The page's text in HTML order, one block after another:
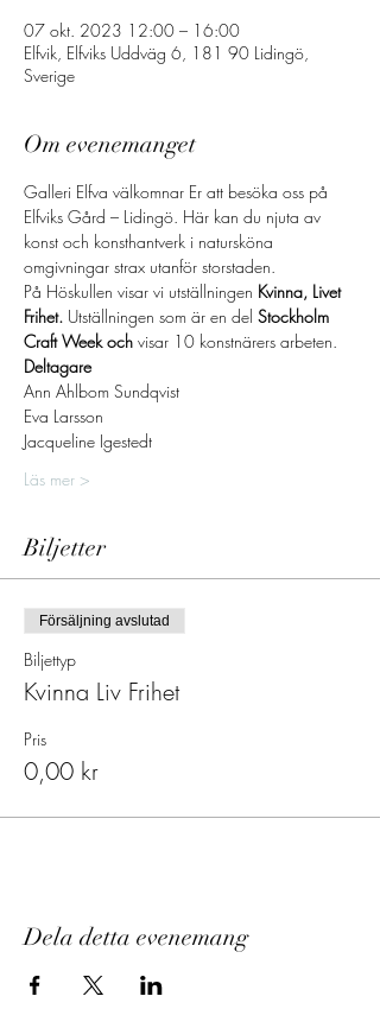
07 okt. 2023 12:00 – 16:00
Elfvik, Elfviks Uddväg 6, 181 90 Lidingö,
Sverige
Om evenemanget
Galleri Elfva välkomnar Er att besöka oss på
Elfviks Gård – Lidingö. Här kan du njuta av
konst och konsthantverk i natursköna
omgivningar strax utanför storstaden.
På Höskullen visar vi utställningen Kvinna, Livet
Frihet. Utställningen som är en del Stockholm
Craft Week och visar 10 konstnärers arbeten.
Deltagare
Ann Ahlbom Sundqvist
Eva Larsson
Jacqueline Igestedt
Läs mer >
Biljetter
Försäljning avslutad
Biljettyp
Kvinna Liv Frihet
Pris
0,00 kr
Dela detta evenemang